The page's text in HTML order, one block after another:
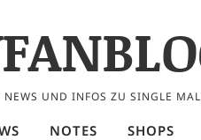
UND INFOS ZU SINGLE
NOTES SHOPS